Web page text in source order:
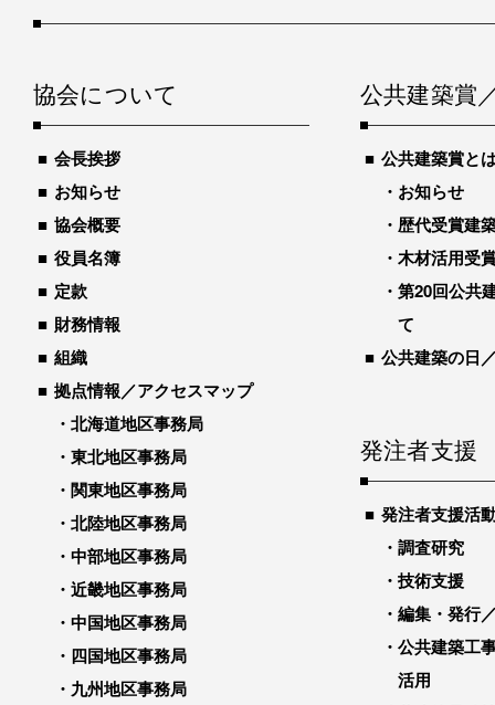
協会について
会長挨拶
お知らせ
協会概要
役員名簿
定款
財務情報
組織
拠点情報／アクセスマップ
北海道地区事務局
東北地区事務局
関東地区事務局
北陸地区事務局
中部地区事務局
近畿地区事務局
中国地区事務局
四国地区事務局
九州地区事務局
公共建築賞
公共建築賞と
お知らせ
歴代受賞建
木材活用受
第20回公共
て
公共建築の日
発注者支援
発注者支援活
調査研究
技術支援
編集・発行
公共建築工
活用